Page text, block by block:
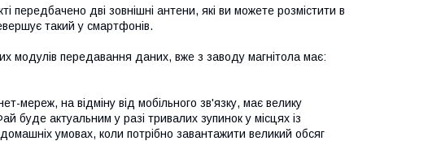
передбачено дві зовнішні антени, які ви можете розмістити в
такий у смартфонів.
модулів передавання даних, вже з заводу магнітола має:
мереж, на відміну від мобільного зв'язку, має велику
буде актуальним у разі тривалих зупинок у місцях із
умовах, коли потрібно завантажити великий обсяг